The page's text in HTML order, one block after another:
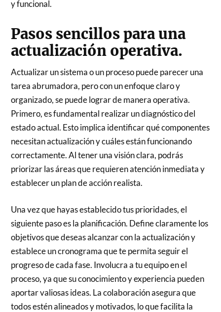
y funcional.
Pasos sencillos para una
actualización operativa.
Actualizar un sistema o un proceso puede parecer una
tarea abrumadora, pero con un enfoque claro y
organizado, se puede lograr de manera operativa.
Primero, es fundamental realizar un diagnóstico del
estado actual. Esto implica identificar qué componentes
necesitan actualización y cuáles están funcionando
correctamente. Al tener una visión clara, podrás
priorizar las áreas que requieren atención inmediata y
establecer un plan de acción realista.
Una vez que hayas establecido tus prioridades, el
siguiente paso es la planificación. Define claramente los
objetivos que deseas alcanzar con la actualización y
establece un cronograma que te permita seguir el
progreso de cada fase. Involucra a tu equipo en el
proceso, ya que su conocimiento y experiencia pueden
aportar valiosas ideas. La colaboración asegura que
todos estén alineados y motivados, lo que facilita la